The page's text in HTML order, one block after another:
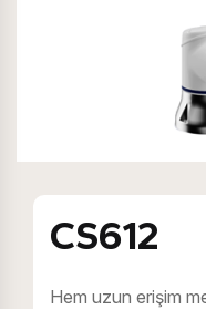
CS612
Hem uzun erişim